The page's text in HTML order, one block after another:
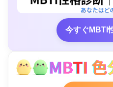
今すぐMBTI